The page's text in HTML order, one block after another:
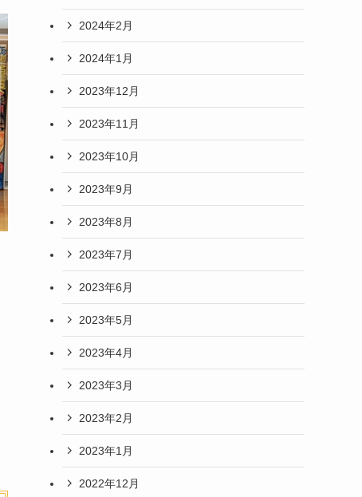
2024年2月
2024年1月
2023年12月
2023年11月
2023年10月
2023年9月
2023年8月
2023年7月
2023年6月
2023年5月
2023年4月
2023年3月
2023年2月
2023年1月
2022年12月